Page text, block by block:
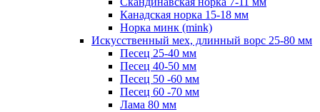
Канадская норка 15-18 мм
Норка минк (mink)
Искусственный мех, длинный ворс 25-80 мм
Песец 25-40 мм
Песец 40-50 мм
Песец 50 -60 мм
Песец 60 -70 мм
Лама 80 мм